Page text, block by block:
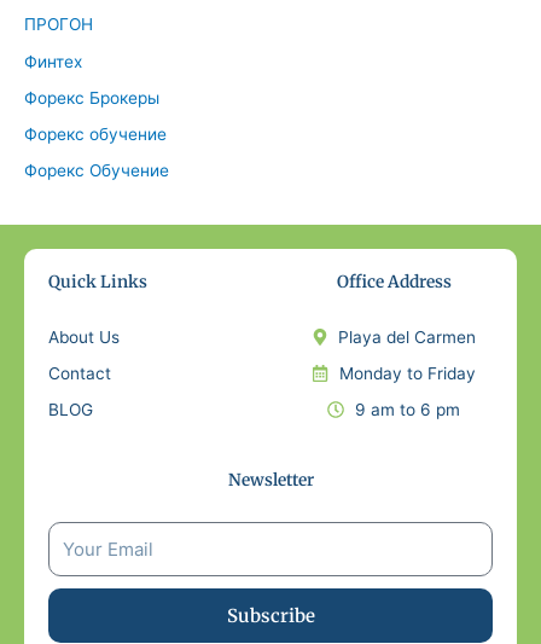
ПРОГОН
Финтех
Форекс Брокеры
Форекс обучение
Форекс Обучение
Quick Links
About Us
Contact
BLOG
Office Address
Playa del Carmen
Monday to Friday
9 am to 6 pm
Newsletter
Subscribe